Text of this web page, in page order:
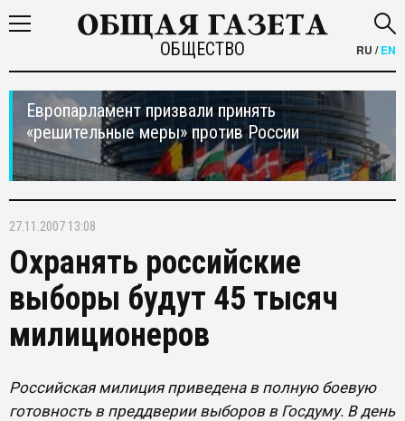
ОБЩЕСТВО RU /EN
Европарламент призвали принять
«решительные меры» против России
27.11.2007 13:08
Охранять российские
выборы будут 45 тысяч
милиционеров
Российская милиция приведена в полную боевую
готовность в преддверии выборов в Госдуму. В день